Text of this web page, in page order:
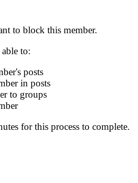
to block this member.
to:
posts
in posts
to groups
for this process to complete.